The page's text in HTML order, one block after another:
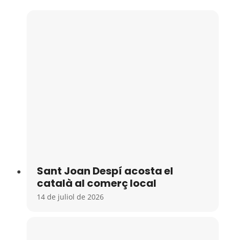
Sant Joan Despí acosta el
català al comerç local
14 de juliol de 2026